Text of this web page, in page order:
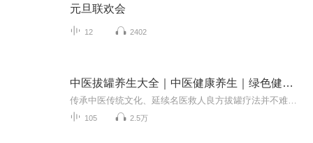
元旦联欢会
12 2402
中医拔罐养生大全｜中医健康养生｜绿色健康诊疗
105 2.5万